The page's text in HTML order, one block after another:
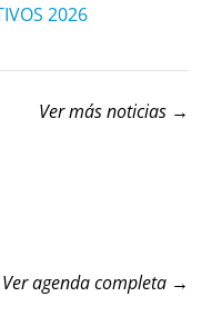
2026
Ver más noticias →
Ver agenda completa →